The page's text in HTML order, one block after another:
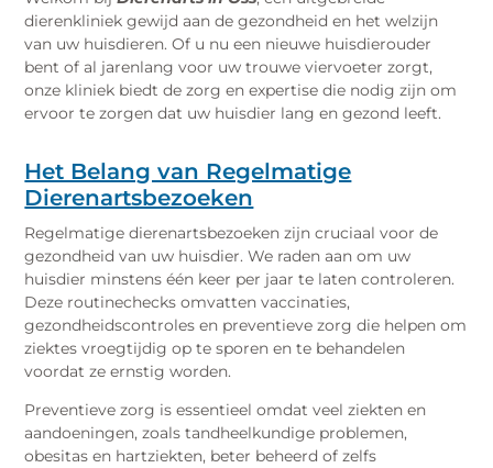
dierenkliniek gewijd aan de gezondheid en het welzijn
van uw huisdieren. Of u nu een nieuwe huisdierouder
bent of al jarenlang voor uw trouwe viervoeter zorgt,
onze kliniek biedt de zorg en expertise die nodig zijn om
ervoor te zorgen dat uw huisdier lang en gezond leeft.
Het Belang van Regelmatige
Dierenartsbezoeken
Regelmatige dierenartsbezoeken zijn cruciaal voor de
gezondheid van uw huisdier. We raden aan om uw
huisdier minstens één keer per jaar te laten controleren.
Deze routinechecks omvatten vaccinaties,
gezondheidscontroles en preventieve zorg die helpen om
ziektes vroegtijdig op te sporen en te behandelen
voordat ze ernstig worden.
Preventieve zorg is essentieel omdat veel ziekten en
aandoeningen, zoals tandheelkundige problemen,
obesitas en hartziekten, beter beheerd of zelfs